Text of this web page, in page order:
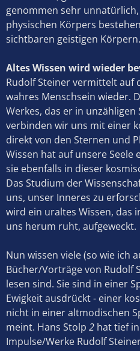
genommen sehr
physischen Körpers
sichtbaren geistigen Körpern.
Altes Wissen wird wieder
Rudolf Steiner vermittelt auf
wahres Menschsein wieder.
Werkes, das er in
verbinden wir uns mit einer
direkt von den Sternen und
Wissen hat auf unsere Seele
sie ebenfalls in dieser
Das Studium der
uns, unser Inneres zu
wird ein uraltes Wissen, das
uns herum ruht, aufgeweckt.
Nun wissen viele (so wie ich
Bücher/Vorträge von Rudolf
lesen sind. Sie sind in einer
Ewigkeit ausdrückt - einer
nicht in einer altmodischen
meint. Hans Stolp 2 hat tief
Impulse/Werke Rudolf